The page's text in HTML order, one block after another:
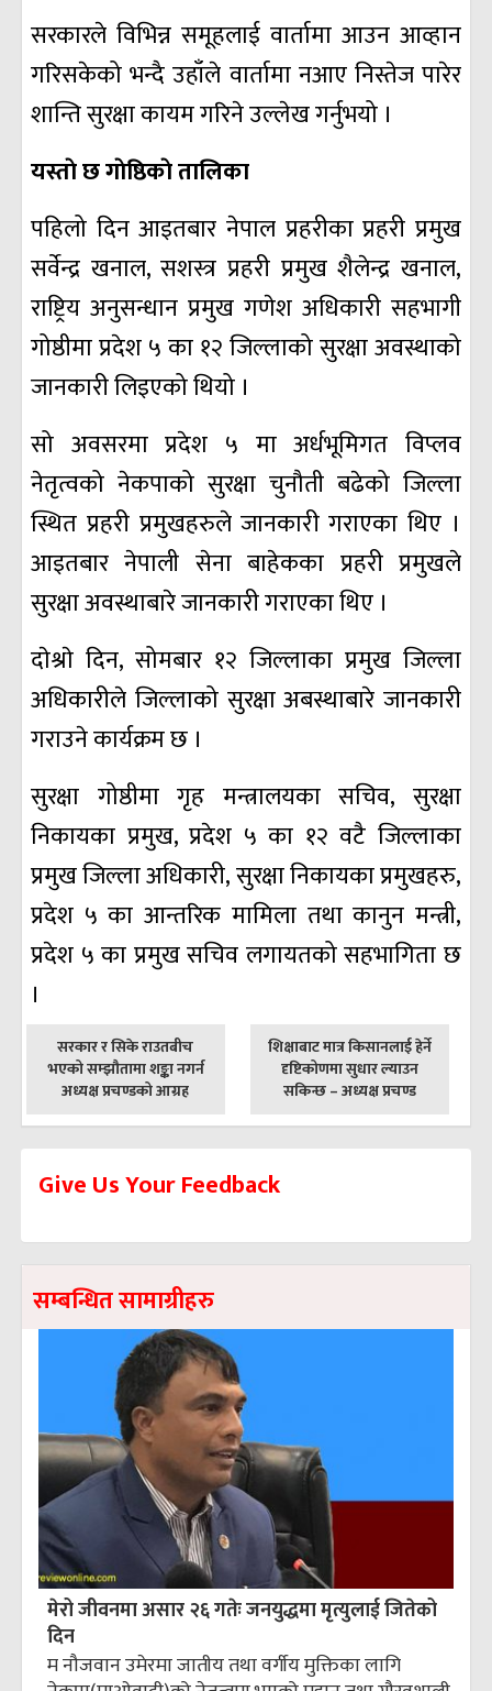
सरकारले विभिन्न समूहलाई वार्तामा आउन आव्हान
गरिसकेको भन्दै उहाँले वार्तामा नआए निस्तेज पारेर
शान्ति सुरक्षा कायम गरिने उल्लेख गर्नुभयो ।
यस्ताे छ गाेष्ठिकाे तालिका
पहिलो दिन आइतबार नेपाल प्रहरीका प्रहरी प्रमुख
सर्वेन्द्र खनाल, सशस्त्र प्रहरी प्रमुख शैलेन्द्र खनाल,
राष्ट्रिय अनुसन्धान प्रमुख गणेश अधिकारी सहभागी
गोष्ठीमा प्रदेश ५ का १२ जिल्लाको सुरक्षा अवस्थाको
जानकारी लिइएको थियो ।
सो अवसरमा प्रदेश ५ मा अर्धभूमिगत विप्लव
नेतृत्वको नेकपाको सुरक्षा चुनौती बढेको जिल्ला
स्थित प्रहरी प्रमुखहरुले जानकारी गराएका थिए ।
आइतबार नेपाली सेना बाहेकका प्रहरी प्रमुखले
सुरक्षा अवस्थाबारे जानकारी गराएका थिए ।
दाेश्राे दिन, सोमबार १२ जिल्लाका प्रमुख जिल्ला
अधिकारीले जिल्लाको सुरक्षा अबस्थाबारे जानकारी
गराउने कार्यक्रम छ ।
सुरक्षा गोष्ठीमा गृह मन्त्रालयका सचिव, सुरक्षा
निकायका प्रमुख, प्रदेश ५ का १२ वटै जिल्लाका
प्रमुख जिल्ला अधिकारी, सुरक्षा निकायका प्रमुखहरु,
प्रदेश ५ का आन्तरिक मामिला तथा कानुन मन्त्री,
प्रदेश ५ का प्रमुख सचिव लगायतको सहभागिता छ
।
पछिल्लाे
-
सरकार र सिके राउतबीच
भएको सम्झौतामा शङ्का नगर्न
अध्यक्ष प्रचण्डको आग्रह
अघिल्लाे
शिक्षाबाट मात्र किसानलाई हेर्ने
दृष्टिकोणमा सुधार ल्याउन
सकिन्छ – अध्यक्ष प्रचण्ड
Give Us Your Feedback
सम्बन्धित सामाग्रीहरु
मेरो जीवनमा असार २६ गतेः जनयुद्धमा मृत्युलाई जितेको
दिन
म नौजवान उमेरमा जातीय तथा वर्गीय मुक्तिका लागि